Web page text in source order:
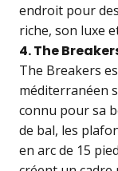
endroit pour
riche, son luxe
4. The
The Breakers
méditerranéen
connu pour sa
de bal, les
en arc de 15